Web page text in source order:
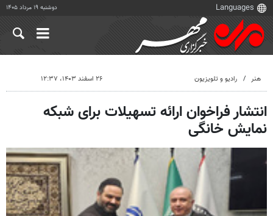
دوشنبه ۱۹ مرداد ۱۴۰۵
هنر رادیو و تلویزیون ۲۶ اسفند ۱۴۰۳، ۱۲:۳۷
انتشار فراخوان ارائه تسهیلات برای شبکه
نمایش خانگی